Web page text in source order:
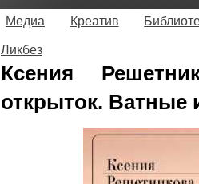
Медиа Креатив
Ликбез
Ксения
открыток. Ватные